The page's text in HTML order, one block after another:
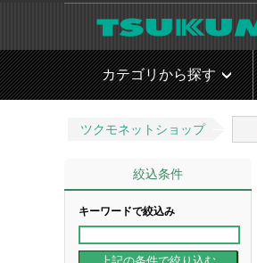
カテゴリから探す
ツクモネットショップ
絞込条件
キーワードで絞込み